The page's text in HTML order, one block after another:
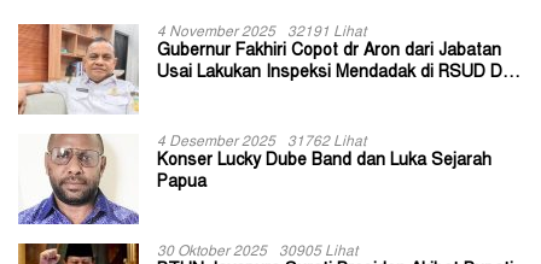
4 November 2025 32191 Lihat
Gubernur Fakhiri Copot dr Aron dari Jabatan
Usai Lakukan Inspeksi Mendadak di RSUD Dok
4 Desember 2025 31762 Lihat
Konser Lucky Dube Band dan Luka Sejarah
Papua
30 Oktober 2025 30905 Lihat